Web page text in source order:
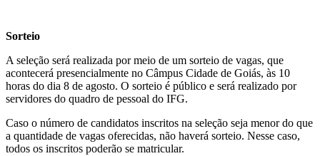
Sorteio
A seleção será realizada por meio de um sorteio de vagas, que
acontecerá presencialmente no Câmpus Cidade de Goiás, às 10
horas do dia 8 de agosto. O sorteio é público e será realizado por
servidores do quadro de pessoal do IFG.
Caso o número de candidatos inscritos na seleção seja menor do que
a quantidade de vagas oferecidas, não haverá sorteio. Nesse caso,
todos os inscritos poderão se matricular.